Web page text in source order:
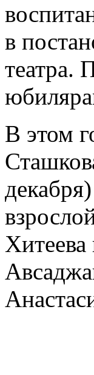
в
театра.
В этом